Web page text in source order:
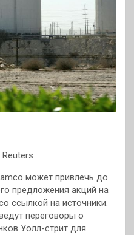
может привлечь до
предложения акций на
ссылкой на источники.
переговоры о
Уолл-стрит для